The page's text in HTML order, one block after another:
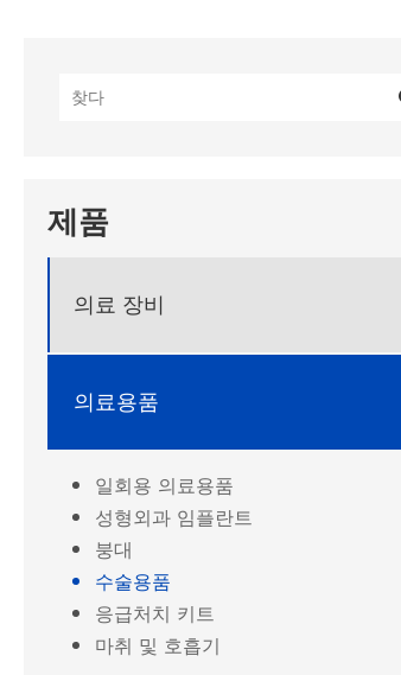
제품
의료 장비
의료용품
일회용 의료용품
성형외과 임플란트
붕대
수술용품
응급처치 키트
마취 및 호흡기